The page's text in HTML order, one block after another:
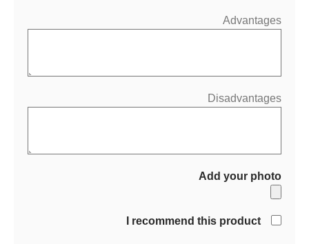
Advantages
Disadvantages
Add your photo
I recommend this product